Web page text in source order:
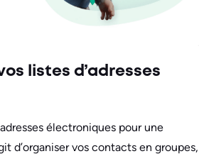
listes d’adresses
électroniques pour une
d’organiser vos contacts en groupes,